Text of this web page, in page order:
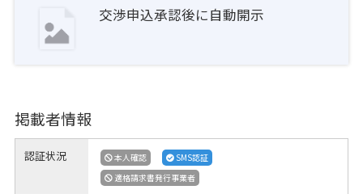
交渉申込承認後に自動開示
掲載者情報
認証状況 本人確認
SMS認証
適格請求書発行事業者